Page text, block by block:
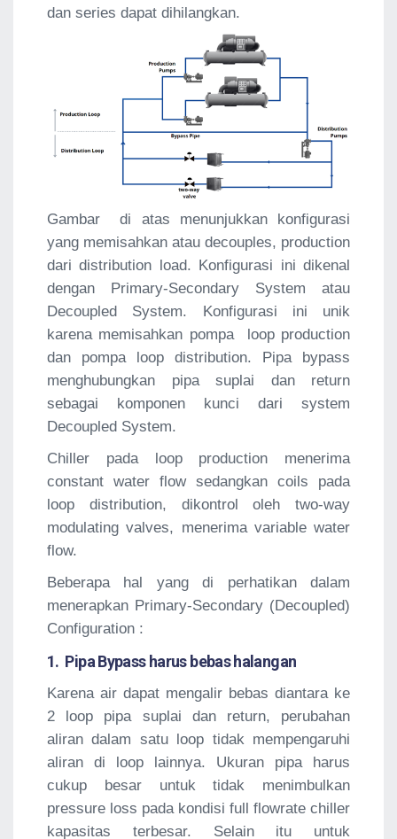
dan series dapat dihilangkan.
Gambar di atas menunjukkan konfigurasi
yang memisahkan atau decouples, production
dari distribution load. Konfigurasi ini dikenal
dengan Primary-Secondary System atau
Decoupled System. Konfigurasi ini unik
karena memisahkan pompa loop production
dan pompa loop distribution. Pipa bypass
menghubungkan pipa suplai dan return
sebagai komponen kunci dari system
Decoupled System.
Chiller pada loop production menerima
constant water flow sedangkan coils pada
loop distribution, dikontrol oleh two-way
modulating valves, menerima variable water
flow.
Beberapa hal yang di perhatikan dalam
menerapkan Primary-Secondary (Decoupled)
Configuration :
1. Pipa Bypass harus bebas halangan
Karena air dapat mengalir bebas diantara ke
2 loop pipa suplai dan return, perubahan
aliran dalam satu loop tidak mempengaruhi
aliran di loop lainnya. Ukuran pipa harus
cukup besar untuk tidak menimbulkan
pressure loss pada kondisi full flowrate chiller
kapasitas terbesar. Selain itu untuk